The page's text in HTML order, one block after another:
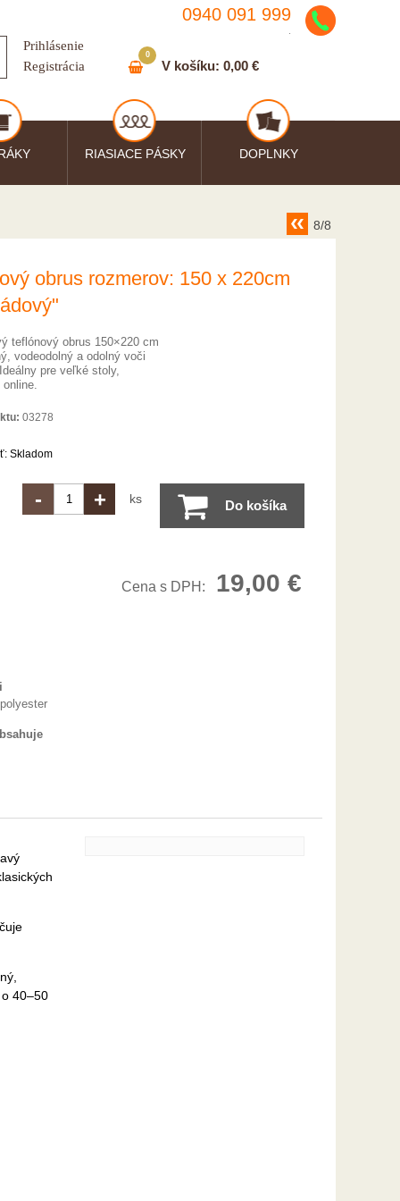
0940 091 999
Prihlásenie
Registrácia
V košíku: 0,00 €
0
RIASIACE PÁSKY DOPLNKY
8/8
obrus rozmerov: 150 x 220cm
teflónový obrus 150×220 cm
vodeodolný a odolný voči
pre veľké stoly,
online.
03278
Skladom
- + ks Do košíka
Cena s DPH: 19,00 €
40–50